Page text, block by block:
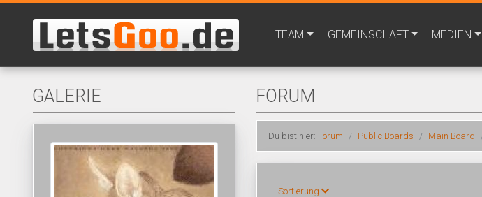
TEAM GEMEINSCHAFT MEDIEN
GALERIE FORUM
Du bist hier: Forum Public Boards Main Board
Sortierung